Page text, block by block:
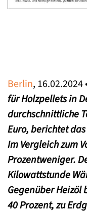
Berlin, 16.02.2024
für Holzpellets in
durchschnittliche
Euro, berichtet
Im Vergleich zum
Prozentweniger.
Kilowattstunde
Gegenüber Heizöl
40 Prozent, zu